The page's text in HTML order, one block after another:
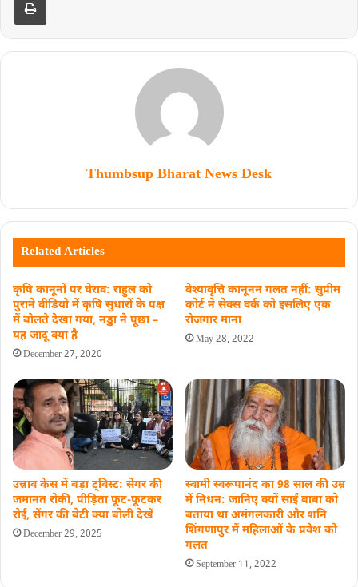
Thumbsup Bharat News Desk
Related Articles
कृषि कानूनों पर घेराव: राहुल को
पुराने वीडियो में कृषि सुधारों के पक्ष
में बोलते देखा गया, नड्डा ने पूछा –
यह जादू क्या है
December 27, 2020
वेश्यावृत्ति कानूनन गलत नहीं: सुप्रीम
कोर्ट ने सेक्स वर्क को इसलिए एक
रोजगार माना
May 28, 2022
उन्नाव केस में बड़ा ट्विस्ट: सेंगर की
जमानत रोकी, पीड़िता फूट-फूटकर
रोई, सेंगर की बेटी क्‍या बोली देखें
December 29, 2025
स्वामी स्वरूपानंद का 98 साल की उम्र
में निधन: जानिए क्यों साईं बाबा को
बताया था अमंगलकारी और शनि
शिंगणापुर में महिलाओं के प्रवेश को
गलत
September 11, 2022